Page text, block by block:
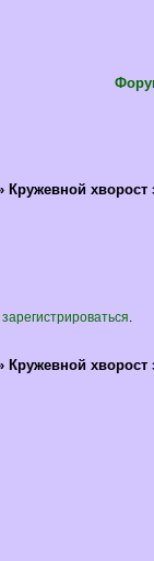
Кружевной хворост
зарегистрироваться
Кружевной хворост